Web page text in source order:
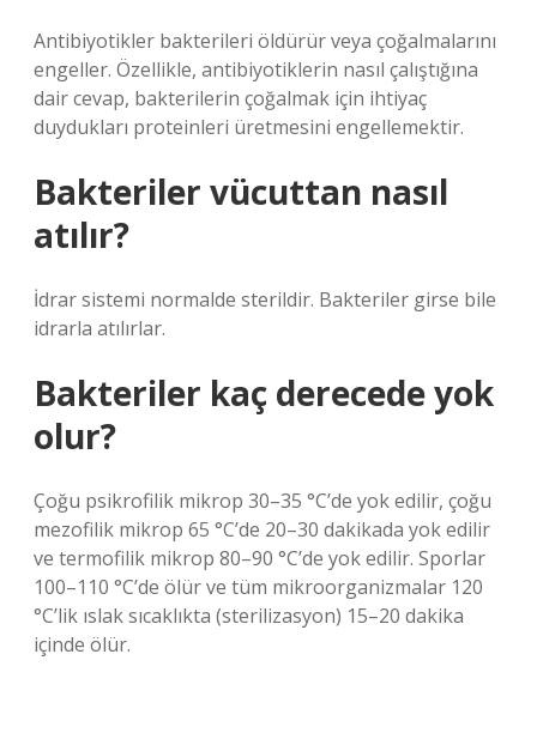
Antibiyotikler bakterileri öldürür veya çoğalmalarını
engeller. Özellikle, antibiyotiklerin nasıl çalıştığına
dair cevap, bakterilerin çoğalmak için ihtiyaç
duydukları proteinleri üretmesini engellemektir.
Bakteriler vücuttan nasıl
atılır?
İdrar sistemi normalde sterildir. Bakteriler girse bile
idrarla atılırlar.
Bakteriler kaç derecede yok
olur?
Çoğu psikrofilik mikrop 30–35 °C’de yok edilir, çoğu
mezofilik mikrop 65 °C’de 20–30 dakikada yok edilir
ve termofilik mikrop 80–90 °C’de yok edilir. Sporlar
100–110 °C’de ölür ve tüm mikroorganizmalar 120
°C’lik ıslak sıcaklıkta (sterilizasyon) 15–20 dakika
içinde ölür.